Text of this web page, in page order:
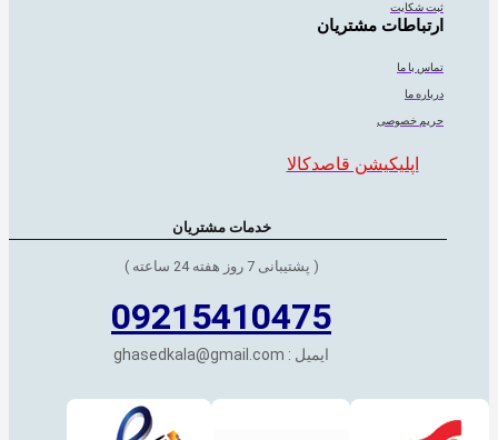
ثبت شکایت
ارتباطات مشتریان
تماس با ما
درباره ما
حریم خصوصی
اپلیکیشن قاصدکالا
خدمات مشتریان
( پشتیبانی 7 روز هفته 24 ساعته )
09215410475
ایمیل : ghasedkala@gmail.com